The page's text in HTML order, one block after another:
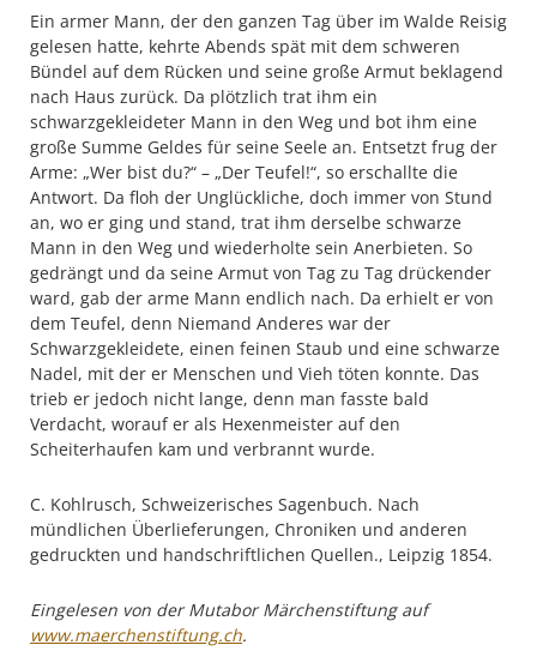
Ein armer Mann, der den ganzen Tag über im Walde Reisig
gelesen hatte, kehrte Abends spät mit dem schweren
Bündel auf dem Rücken und seine große Armut beklagend
nach Haus zurück. Da plötzlich trat ihm ein
schwarzgekleideter Mann in den Weg und bot ihm eine
große Summe Geldes für seine Seele an. Entsetzt frug der
Arme: „Wer bist du?“ – „Der Teufel!“, so erschallte die
Antwort. Da floh der Unglückliche, doch immer von Stund
an, wo er ging und stand, trat ihm derselbe schwarze
Mann in den Weg und wiederholte sein Anerbieten. So
gedrängt und da seine Armut von Tag zu Tag drückender
ward, gab der arme Mann endlich nach. Da erhielt er von
dem Teufel, denn Niemand Anderes war der
Schwarzgekleidete, einen feinen Staub und eine schwarze
Nadel, mit der er Menschen und Vieh töten konnte. Das
trieb er jedoch nicht lange, denn man fasste bald
Verdacht, worauf er als Hexenmeister auf den
Scheiterhaufen kam und verbrannt wurde.
C. Kohlrusch, Schweizerisches Sagenbuch. Nach
mündlichen Überlieferungen, Chroniken und anderen
gedruckten und handschriftlichen Quellen., Leipzig 1854.
Eingelesen von der Mutabor Märchenstiftung auf
www.maerchenstiftung.ch.